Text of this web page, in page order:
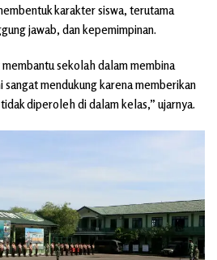
karakter siswa, terutama
jawab, dan kepemimpinan.
sekolah dalam membina
mendukung karena memberikan
diperoleh di dalam kelas,” ujarnya.